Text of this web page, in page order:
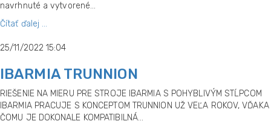
navrhnuté a vytvorené...
Čítať ďalej ...
25/11/2022 15:04
IBARMIA TRUNNION
RIEŠENIE NA MIERU PRE STROJE IBARMIA S POHYBLIVÝM STĹPCOM
IBARMIA PRACUJE S KONCEPTOM TRUNNION UŽ VEĽA ROKOV, VĎAKA
ČOMU JE DOKONALE KOMPATIBILNÁ...